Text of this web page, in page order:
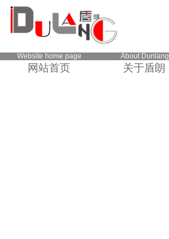
Website home page
网站首页
About Dunlang
关于盾朗